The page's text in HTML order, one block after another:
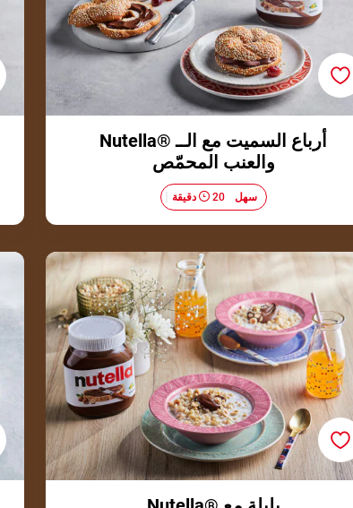
أرباع السميت مع الــ ®Nutella
والعنب المحمّص
سهل 20 دقيقة
بليلة مع ®Nutella